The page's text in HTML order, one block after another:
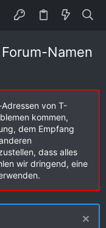
Namen
von T-
kommen,
dem Empfang
dass alles
wir dringend, eine